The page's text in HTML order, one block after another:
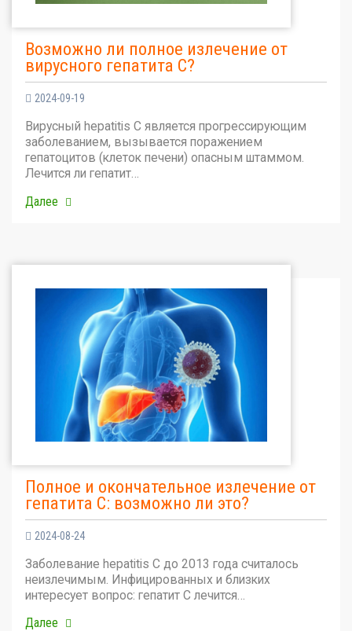
Возможно ли полное излечение от
вирусного гепатита С?
2024-09-19
Вирусный hepatitis C является прогрессирующим
заболеванием, вызывается поражением
гепатоцитов (клеток печени) опасным штаммом.
Лечится ли гепатит…
Далее
Полное и окончательное излечение от
гепатита С: возможно ли это?
2024-08-24
Заболевание hepatitis C до 2013 года считалось
неизлечимым. Инфицированных и близких
интересует вопрос: гепатит С лечится…
Далее